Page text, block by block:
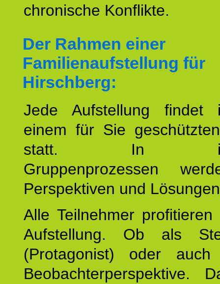
chronische Konflikte.
Der Rahmen einer
Familienaufstellung für
Hirschberg:
Jede Aufstellung findet
einem für Sie
statt. In
Gruppenprozessen
Perspektiven und
Alle Teilnehmer
Aufstellung. Ob als
(Protagonist) oder
Beobachterperspektive.